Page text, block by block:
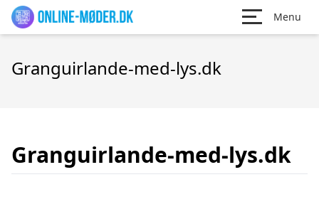
Menu
Granguirlande-med-lys.dk
Granguirlande-med-lys.dk